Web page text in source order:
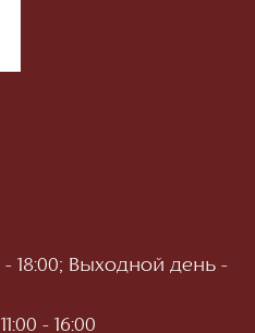
- 18:00; Выходной день -
- 16:00